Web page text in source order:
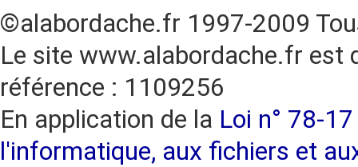
©alabordache.fr 1997-2009
Le site www.alabordache.fr est
référence : 1109256
En application de la Loi n° 78-
l'informatique, aux fichiers et